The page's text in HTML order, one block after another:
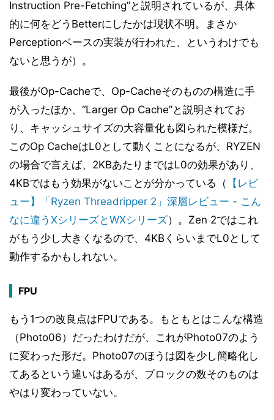
Instruction Pre-Fetching”と説明されているが、具体
的に何をどうBetterにしたかは現状不明。まさか
Perceptionベースの実装が行われた、というわけでも
ないと思うが）。
最後がOp-Cacheで、Op-Cacheそのものの構造に手
が入ったほか、“Larger Op Cache”と説明されてお
り、キャッシュサイズの大容量化も図られた模様だ。
このOp CacheはL0として動くことになるが、RYZEN
の場合で言えば、2KBあたりまではL0の効果があり、
4KBではもう効果がないことが分かっている（ 【レビ
ュー】「Ryzen Threadripper 2」深層レビュー - こん
なに違うXシリーズとWXシリーズ）。Zen 2ではこれ
がもう少し大きくなるので、4KBくらいまでL0として
動作するかもしれない。
FPU
もう1つの改良点はFPUである。もともとはこんな構造
（Photo06）だったわけだが、これがPhoto07のよう
に変わった形だ。Photo07のほうは図を少し簡略化し
てあるという違いはあるが、ブロックの数そのものは
やはり変わっていない。